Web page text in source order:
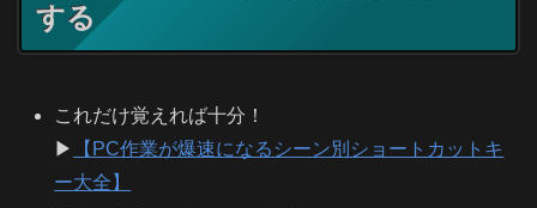
する
これだけ覚えれば十分！
▶
【PC作業が爆速になるシーン別ショートカットキ
ー大全】